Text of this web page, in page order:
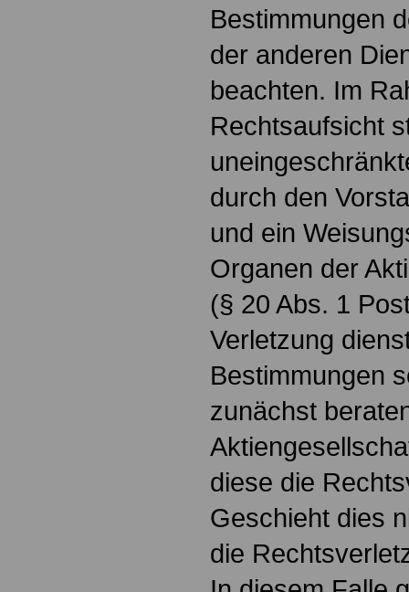
Bestimmungen
der anderen
beachten. Im
Rechtsaufsicht
durch den
und ein
Organen der
(§ 20 Abs. 1
Verletzung
Bestimmungen
zunächst
diese die
Geschieht dies
die